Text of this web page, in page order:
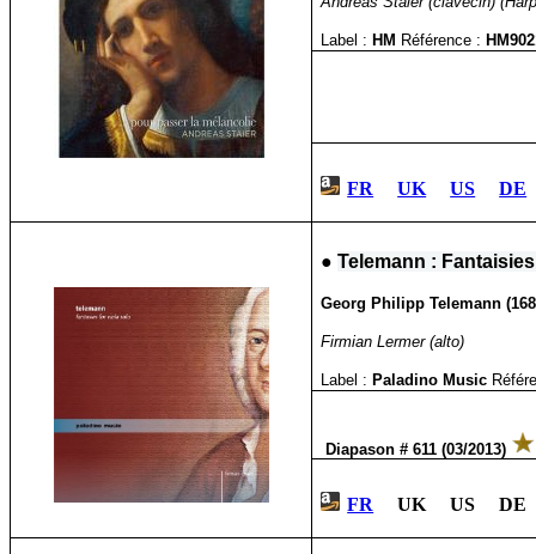
Label : HM Référence :
FR UK US DE
●Telemann :
Georg Philipp Telemann
Firmian Lermer (alto)
Label : Paladino Music
Diapason # 611 (03/2013)
FR UK US